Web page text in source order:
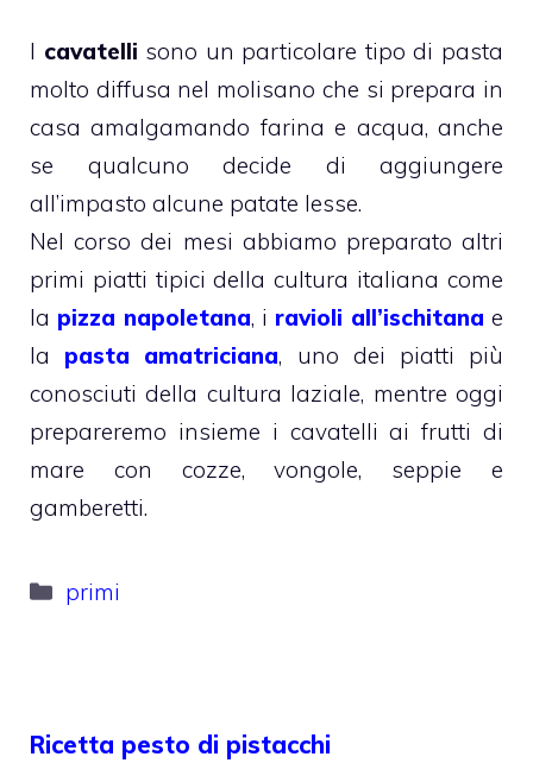
I cavatelli sono un particolare tipo di pasta
molto diffusa nel molisano che si prepara in
casa amalgamando farina e acqua, anche
se qualcuno decide di aggiungere
all’impasto alcune patate lesse.
Nel corso dei mesi abbiamo preparato altri
primi piatti tipici della cultura italiana come
la pizza napoletana, i ravioli all’ischitana e
la pasta amatriciana, uno dei piatti più
conosciuti della cultura laziale, mentre oggi
prepareremo insieme i cavatelli ai frutti di
mare con cozze, vongole, seppie e
gamberetti.
Categorie
primi
Ricetta pesto di pistacchi